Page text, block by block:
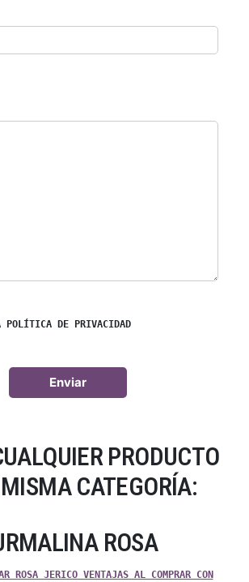
POLÍTICA DE PRIVACIDAD
PRODUCTO
CATEGORÍA:
ROSA
ROSA JERICO VENTAJAS AL COMPRAR CON